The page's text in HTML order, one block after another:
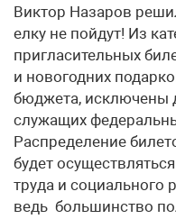
Виктор Назаров
елку не пойдут! Из
пригласительных
и новогодних
бюджета, исключены
служащих
Распределение
будет
труда и социального
ведь большинство